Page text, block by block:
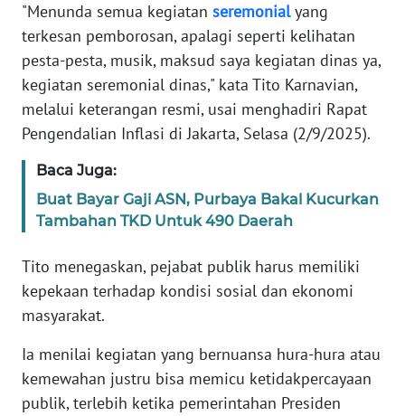
"Menunda semua kegiatan seremonialyang
terkesan pemborosan, apalagi seperti kelihatan
pesta-pesta, musik, maksud saya kegiatan dinas ya,
kegiatan seremonial dinas," kata Tito Karnavian,
melalui keterangan resmi, usai menghadiri Rapat
Pengendalian Inflasi di Jakarta, Selasa (2/9/2025).
Baca Juga:
Buat Bayar Gaji ASN, Purbaya Bakal Kucurkan
Tambahan TKD Untuk 490 Daerah
Tito menegaskan, pejabat publik harus memiliki
kepekaan terhadap kondisi sosial dan ekonomi
masyarakat.
Ia menilai kegiatan yang bernuansa hura-hura atau
kemewahan justru bisa memicu ketidakpercayaan
publik, terlebih ketika pemerintahan Presiden
KONTAK
KAMI
INFO
IKLAN
TENTANG
KAMI
PEDOMAN
MEDIA
REDAKSI
DISCLAIMER